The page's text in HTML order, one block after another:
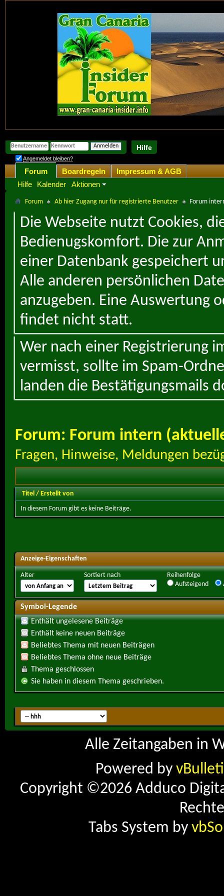
Hilfe
Angemeldet bleiben?
Forum
Hilfe
Kalender Aktionen
Boardregeln Impressum & AGB
Forum Ab hier Zugang nur für registrierte Benutzer Forum
Die Webseite nutzt Cookies,
Bedienugskomfort. Die zur
einer Datenbank gespeichert
Alle anderen persönlichen
anzugeben. Eine Auswertung
findet nicht statt.
Wer nach einer Registrierung
vermisst, sollte im Spam-
landen die Bestätigungsmails
Forum: Forum intern
Fragen, Hinweise, Meldungen
Titel / Erstellt von
In diesem Forum gibt es keine Beiträge.
Anzeige-Eigenschaften
Alter Sortiert nach
Reihenfolge
Aufsteigend
Symbol-Legende
Enthält ungelesene Beiträge
Enthält keine neuen Beiträge
Beliebtes Thema mit neuen Beiträgen
Beliebtes Thema ohne neue Beiträge
Thema geschlossen
Sie haben in diesem Thema geschrieben.
Alle Zeitangaben in
Powered by
Copyright ©2026 Adduco
Tabs System by